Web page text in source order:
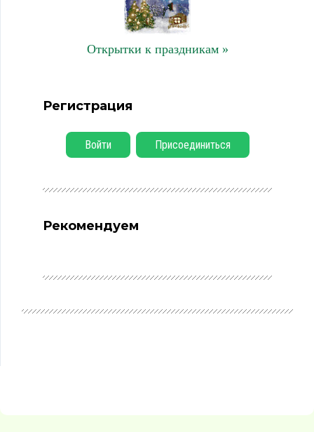
Открытки к праздникам »
Регистрация
Войти Присоединиться
Рекомендуем